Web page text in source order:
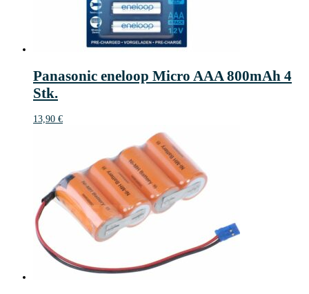
Panasonic eneloop Micro AAA 800mAh 4
Stk.
13,90 €